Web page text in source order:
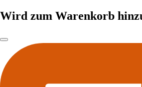
Wird zum Warenkorb